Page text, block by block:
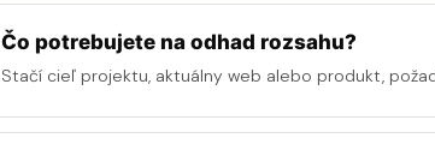
Čo potrebujete na odhad rozsahu?
Stačí cieľ projektu, aktuálny web alebo produkt,